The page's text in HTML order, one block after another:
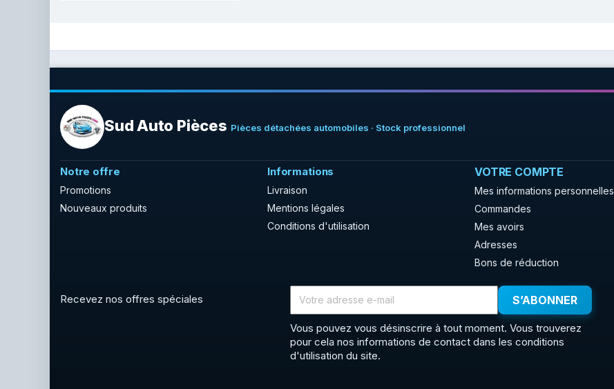
Sud Auto Pièces Pièces détachées automobiles · Stock professionnel
Notre offre
Promotions
Nouveaux produits
Informations
Livraison
Mentions légales
Conditions d'utilisation
VOTRE COMPTE
Mes informations personnelles
Commandes
Mes avoirs
Adresses
Bons de réduction
Recevez nos offres spéciales
Vous pouvez vous désinscrire à tout moment. Vous trouverez
pour cela nos informations de contact dans les conditions
d'utilisation du site.